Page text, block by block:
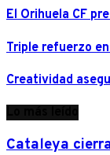
El Orihuela CF
Triple refuerzo
Creatividad
Cataleya